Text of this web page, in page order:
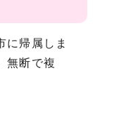
に帰属しま
無断で複